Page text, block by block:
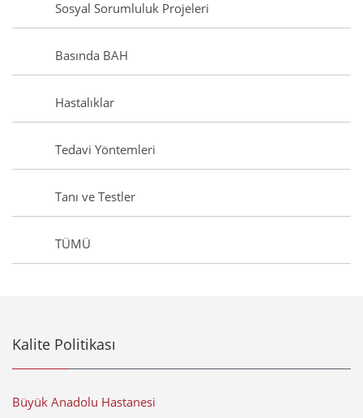
Sosyal Sorumluluk Projeleri
Basında BAH
Hastalıklar
Tedavi Yöntemleri
Tanı ve Testler
TÜMÜ
Kalite Politikası
Büyük Anadolu Hastanesi